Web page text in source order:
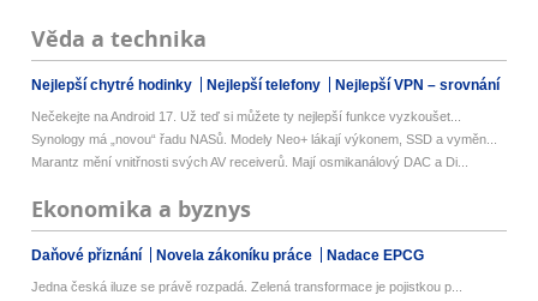
Věda a technika
Nejlepší chytré hodinky Nejlepší telefony Nejlepší VPN – srovnání
Nečekejte na Android 17. Už teď si můžete ty nejlepší funkce vyzkoušet...
Synology má „novou“ řadu NASů. Modely Neo+ lákají výkonem, SSD a vyměn...
Marantz mění vnitřnosti svých AV receiverů. Mají osmikanálový DAC a Di...
Ekonomika a byznys
Daňové přiznání Novela zákoníku práce Nadace EPCG
Jedna česká iluze se právě rozpadá. Zelená transformace je pojistkou p...